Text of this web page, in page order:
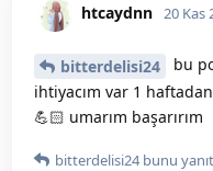
htcaydnn 20 Kas
bitterdelisi24
bu
ihtiyacım var 1
💪🏻 umarım başarırım
bitterdelisi24bunu